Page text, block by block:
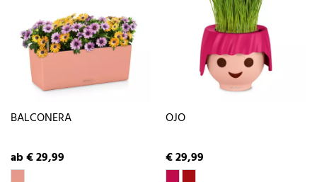
BALCONERA
ab € 29,99
OJO
€ 29,99